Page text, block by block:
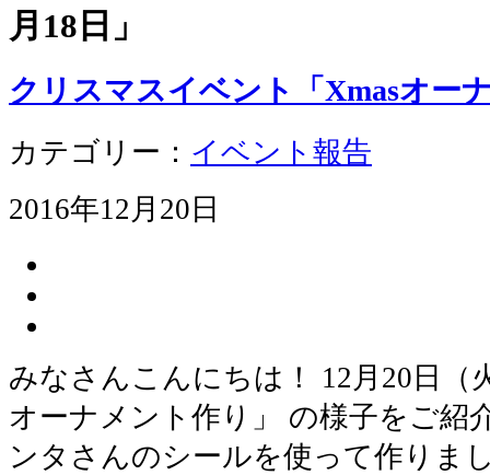
月18日 」
クリスマスイベント「Xmasオー
カテゴリー： イベント報告
2016年12月20日
みなさんこんにちは！ 12月20日（
オーナメント作り」 の様子をご紹
ンタさんのシールを使って作りま